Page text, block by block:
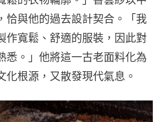
恰與他的過去設計契合。「我
作寬鬆、舒適的服裝，因此對
悉。」他將這一古老面料化為
化根源，又散發現代氣息。